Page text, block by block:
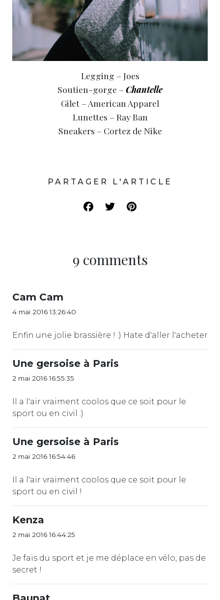
Legging – Joes
Soutien-gorge – Chantelle
Gilet – American Apparel
Lunettes – Ray Ban
Sneakers – Cortez de Nike
PARTAGER L'ARTICLE
9 comments
Cam Cam
4 mai 2016 13:26:40
Enfin une jolie brassière ! :) Hate d'aller l'acheter
Une gersoise à Paris
2 mai 2016 16:55:35
Il a l'air vraiment coolos que ce soit pour le
sport ou en civil :)
Une gersoise à Paris
2 mai 2016 16:54:46
Il a l'air vraiment coolos que ce soit pour le
sport ou en civil !
Kenza
2 mai 2016 16:44:25
Je fais du sport et je me déplace en vélo, pas de
secret !